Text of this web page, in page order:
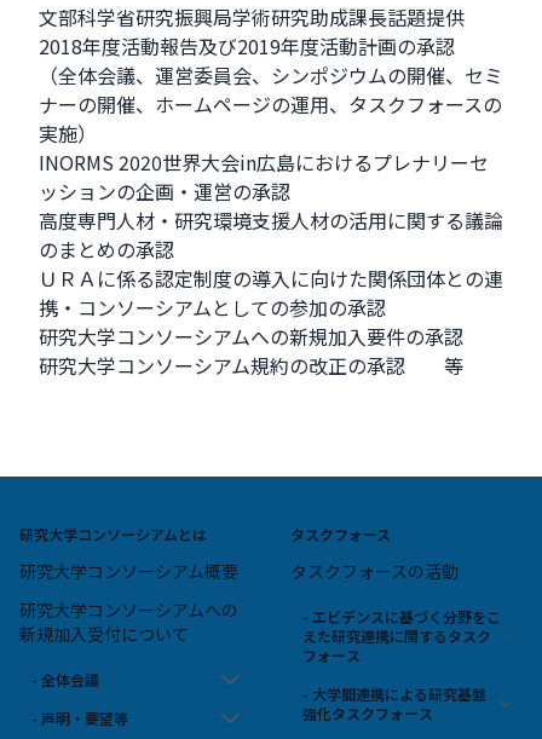
文部科学省研究振興局学術研究助成課長話題提供
2018年度活動報告及び2019年度活動計画の承認
（全体会議、運営委員会、シンポジウムの開催、セミ
ナーの開催、ホームページの運用、タスクフォースの
実施）
INORMS 2020世界大会in広島におけるプレナリーセ
ッションの企画・運営の承認
高度専門人材・研究環境支援人材の活用に関する議論
のまとめの承認
ＵＲＡに係る認定制度の導入に向けた関係団体との連
携・コンソーシアムとしての参加の承認
研究大学コンソーシアムへの新規加入要件の承認
研究大学コンソーシアム規約の改正の承認 等
研究大学コンソーシアムとは
研究大学コンソーシアム概要
研究大学コンソーシアムへの
新規加入受付について
- 全体会議
- 声明・要望等
タスクフォース
タスクフォースの活動
- エビデンスに基づく分野をこ
えた研究連携に関するタスク
フォース
- 大学間連携による研究基盤
強化タスクフォース